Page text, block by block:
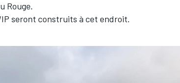
Rouge.
seront construits à cet endroit.